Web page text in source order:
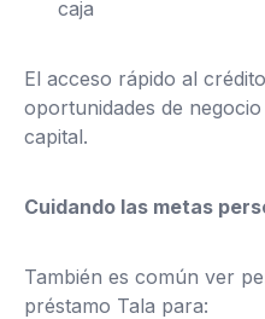
caja
El acceso rápido al
oportunidades de
capital.
Cuidando las metas
También es común ver
préstamo Tala para: